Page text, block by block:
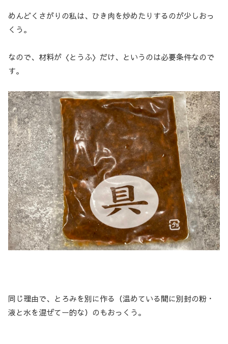
めんどくさがりの私は、ひき肉を炒めたりするのが少しおっ
くう。
なので、材料が〈とうふ〉だけ、というのは必要条件なので
す。
同じ理由で、とろみを別に作る（温めている間に別封の粉・
液と水を混ぜてー的な）のもおっくう。